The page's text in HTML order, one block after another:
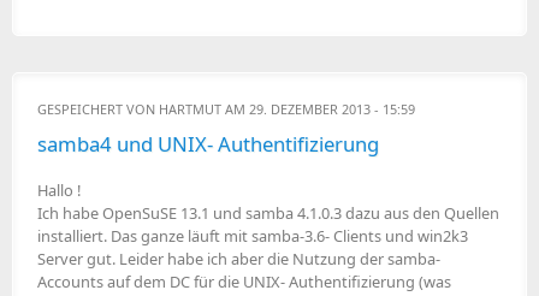
GESPEICHERT VON HARTMUT AM 29. DEZEMBER 2013 - 15:59
samba4 und UNIX- Authentifizierung
Hallo !
Ich habe OpenSuSE 13.1 und samba 4.1.0.3 dazu aus den Quellen
installiert. Das ganze läuft mit samba-3.6- Clients und win2k3
Server gut. Leider habe ich aber die Nutzung der samba-
Accounts auf dem DC für die UNIX- Authentifizierung (was